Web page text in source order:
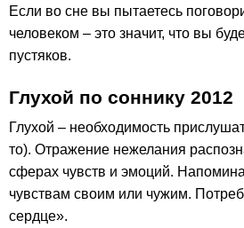
Если во сне вы пытаетесь
человеком – это значит, что вы
пустяков.
Глухой по соннику 2012
Глухой – необходимость
то). Отражение нежелания
сферах чувств и эмоций.
чувствам своим или чужим.
сердце».